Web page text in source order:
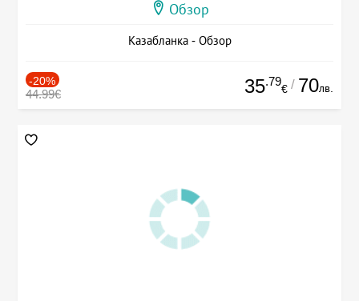
Обзор
Казабланка - Обзор
-20%
44.99€ 35.79
€ / 70лв.